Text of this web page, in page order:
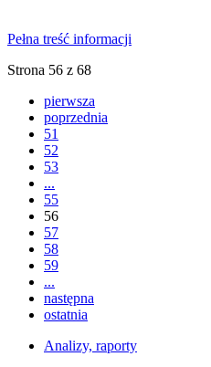
Pełna treść informacji
Strona 56 z 68
pierwsza
poprzednia
51
52
53
...
55
56
57
58
59
...
następna
ostatnia
Analizy, raporty